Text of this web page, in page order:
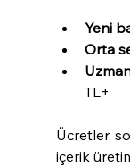
Yeni
Orta
TL+
Ücretler,
içerik